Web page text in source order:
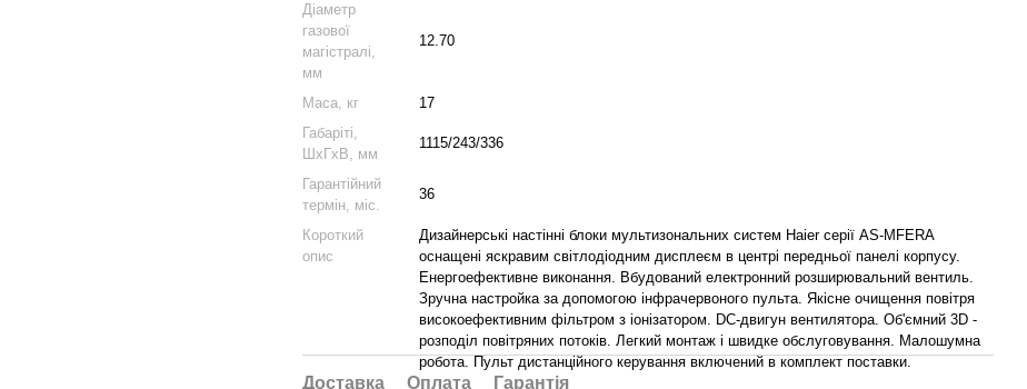
Діаметр
газової
магістралі,
мм
12.70
Маса, кг
17
Габаріті,
ШхГхВ, мм
1115/243/336
Гарантійний
термін, міс.
36
Короткий
опис
Дизайнерські настінні блоки мультизональних систем Haier серії AS-MFERA
оснащені яскравим світлодіодним дисплеєм в центрі передньої панелі корпусу.
Енергоефективне виконання. Вбудований електронний розширювальний вентиль.
Зручна настройка за допомогою інфрачервоного пульта. Якісне очищення повітря
високоефективним фільтром з іонізатором. DC-двигун вентилятора. Об'ємний 3D -
розподіл повітряних потоків. Легкий монтаж і швидке обслуговування. Малошумна
робота. Пульт дистанційного керування включений в комплект поставки.
Доставка Оплата Гарантія